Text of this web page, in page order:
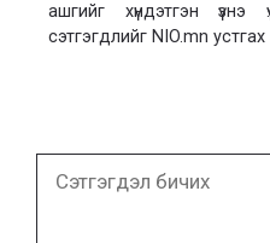
ашгийг хүндэтгэн
сэтгэгдлийг NIO.mn устгах